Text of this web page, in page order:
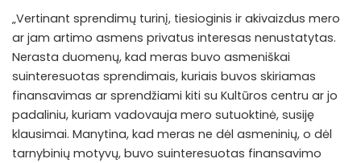
„Vertinant sprendimų turinį, tiesioginis ir akivaizdus mero
ar jam artimo asmens privatus interesas nenustatytas.
Nerasta duomenų, kad meras buvo asmeniškai
suinteresuotas sprendimais, kuriais buvos skiriamas
finansavimas ar sprendžiami kiti su Kultūros centru ar jo
padaliniu, kuriam vadovauja mero sutuoktinė, susiję
klausimai. Manytina, kad meras ne dėl asmeninių, o dėl
tarnybinių motyvų, buvo suinteresuotas finansavimo